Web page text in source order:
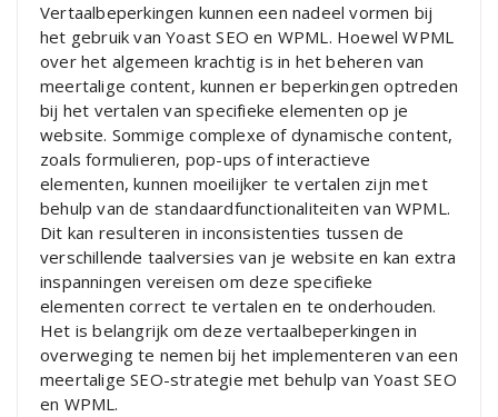
Vertaalbeperkingen kunnen een nadeel vormen bij
het gebruik van Yoast SEO en WPML. Hoewel WPML
over het algemeen krachtig is in het beheren van
meertalige content, kunnen er beperkingen optreden
bij het vertalen van specifieke elementen op je
website. Sommige complexe of dynamische content,
zoals formulieren, pop-ups of interactieve
elementen, kunnen moeilijker te vertalen zijn met
behulp van de standaardfunctionaliteiten van WPML.
Dit kan resulteren in inconsistenties tussen de
verschillende taalversies van je website en kan extra
inspanningen vereisen om deze specifieke
elementen correct te vertalen en te onderhouden.
Het is belangrijk om deze vertaalbeperkingen in
overweging te nemen bij het implementeren van een
meertalige SEO-strategie met behulp van Yoast SEO
en WPML.